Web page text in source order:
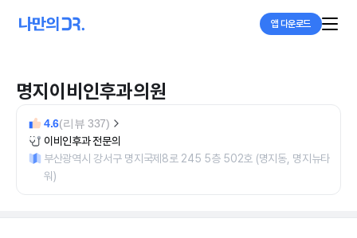
앱 다운로드
명지이비인후과의원
4.6(리뷰 337)
이비인후과 전문의
부산광역시 강서구 명지국제8로 245 5층 502호 (명지동, 명지뉴타
워)